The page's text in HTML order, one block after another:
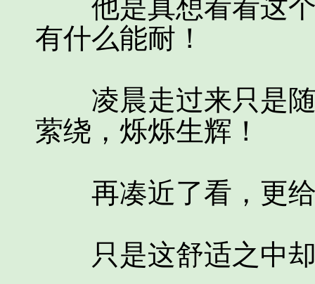
他是真想看看这个
有什么能耐！
凌晨走过来只是随
萦绕，烁烁生辉！
再凑近了看，更给
只是这舒适之中却